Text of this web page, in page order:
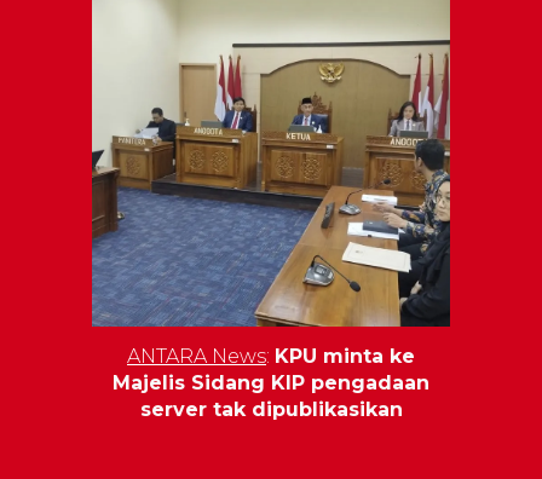
ANTARA News: KPU minta ke
Majelis Sidang KIP pengadaan
server tak dipublikasikan